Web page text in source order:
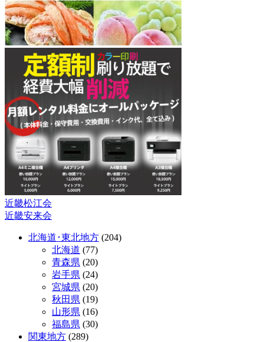
投
稿
近畿松江会
近畿安来会
北海道･東北地方 (204)
北海道 (77)
青森県 (20)
岩手県 (24)
宮城県 (20)
秋田県 (19)
山形県 (16)
福島県 (30)
関東地方 (289)